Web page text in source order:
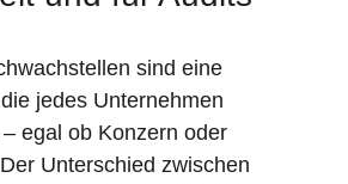
sind eine
jedes Unternehmen
egal ob Konzern oder
Unterschied zwischen